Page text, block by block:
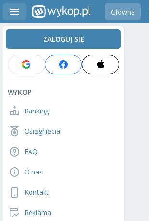
Główna
ZALOGUJ SIĘ
WYKOP
Ranking
Osiągnięcia
FAQ
O nas
Kontakt
Reklama